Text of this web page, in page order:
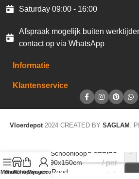
Saturday 09:00 - 16:00
Afspraak mogelijk buiten
contact op via WhatsApp
Informatie
Klantenservice
Vloerdepot 2024 CREATED BY SAGLAM .
Menu
Winkel op
Winkelwagen
Mijn account
JOKA Schoonloop
Earth 90x150cm
EA 46 Rood
€ 133,30
per
stuk
-